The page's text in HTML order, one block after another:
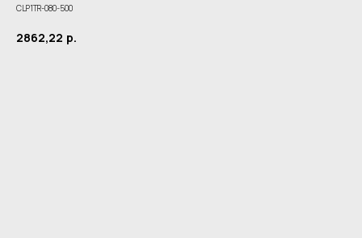
CLP1TR-080-500
2862,22 р.